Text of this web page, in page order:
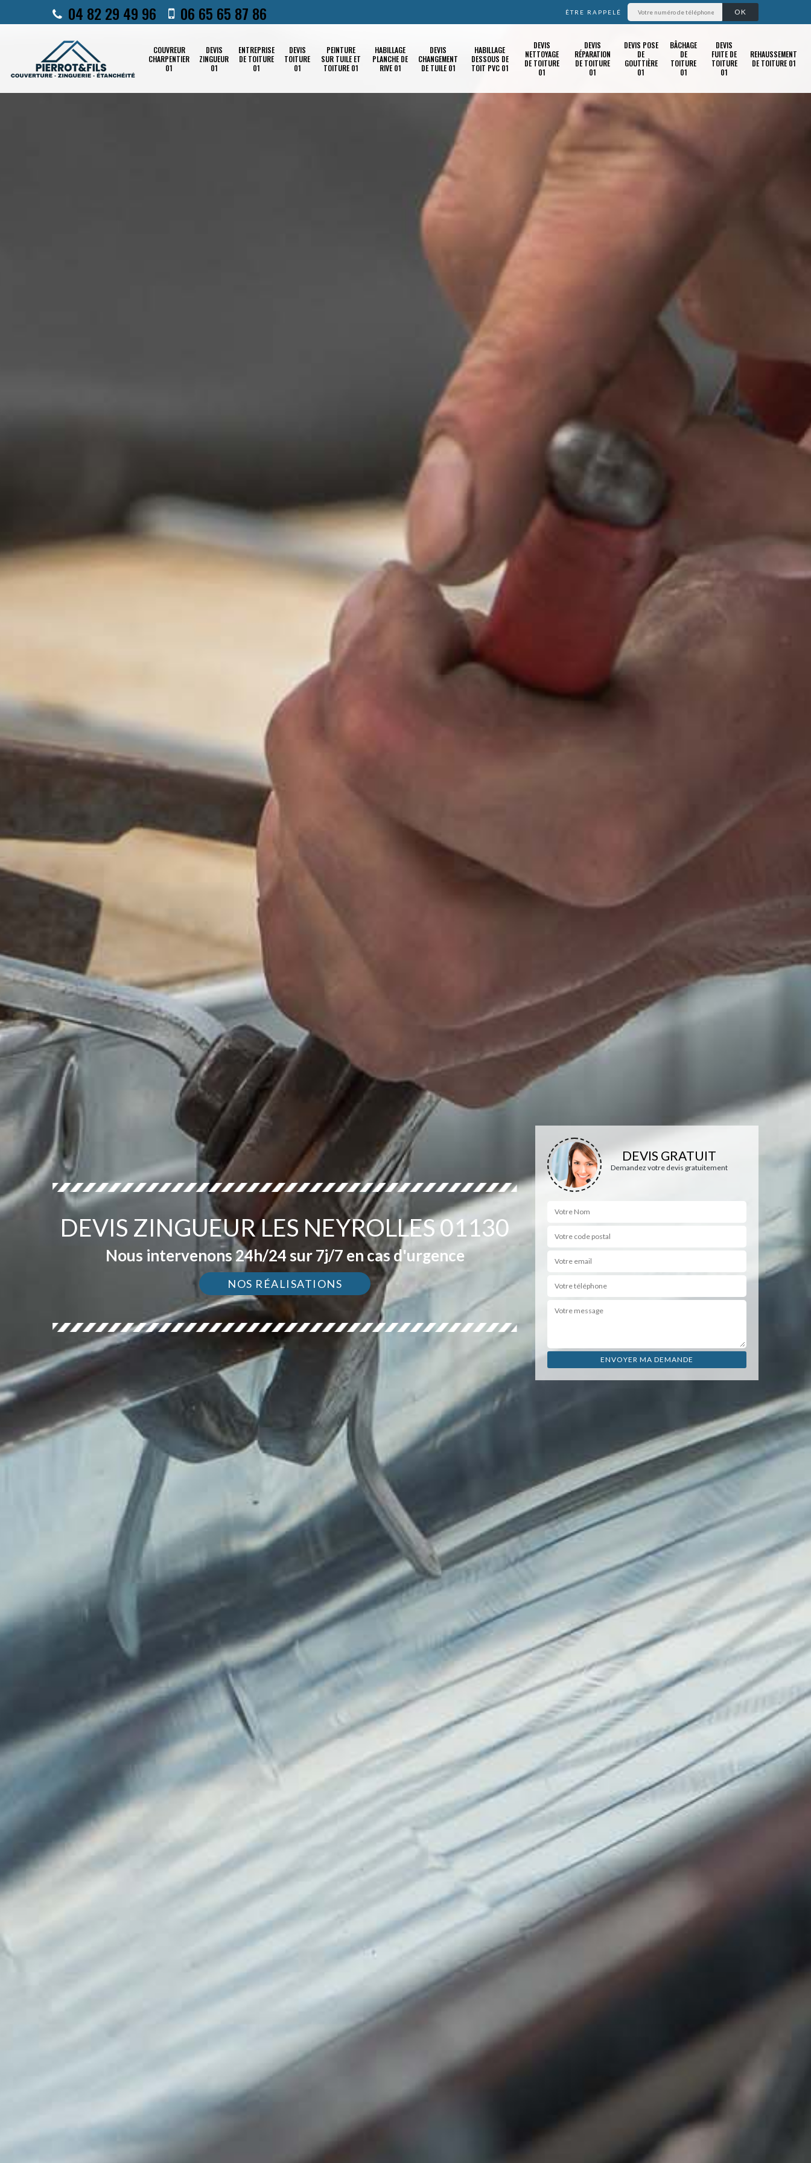
04 82 29 49 96 06 65 65 87 86 ÊTRE RAPPELÉ
COUVREUR
CHARPENTIER
01
DEVIS
ZINGUEUR
01
ENTREPRISE
DE TOITURE
01
DEVIS
TOITURE
01
PEINTURE
SUR TUILE ET
TOITURE 01
HABILLAGE
PLANCHE DE
RIVE 01
DEVIS
CHANGEMENT
DE TUILE 01
HABILLAGE
DESSOUS DE
TOIT PVC 01
DEVIS
NETTOYAGE
DE TOITURE
01
DEVIS
RÉPARATION
DE TOITURE
01
DEVIS POSE
DE
GOUTTIÈRE
01
BÂCHAGE
DE
TOITURE
01
DEVIS
FUITE DE
TOITURE
01
REHAUSSEMENT
DE TOITURE 01
DEVIS ZINGUEUR LES NEYROLLES 01130
Nous intervenons 24h/24 sur 7j/7 en cas d'urgence
NOS RÉALISATIONS
DEVIS GRATUIT
Demandez votre devis gratuitement